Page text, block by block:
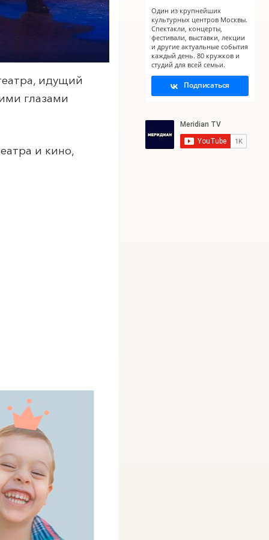
идущий
глазами
и кино,
Один из крупнейших
культурных центров Москвы.
Спектакли, концерты,
фестивали, выставки, лекции
и другие актуальные события
каждый день. 80 кружков и
студий для всей семьи.
Подписаться